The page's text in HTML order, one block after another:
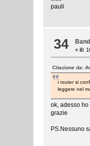
pauli
34 «il:
Citazione da:
i router si
leggere nel
ok, adesso ho
grazie
PS.Nessuno